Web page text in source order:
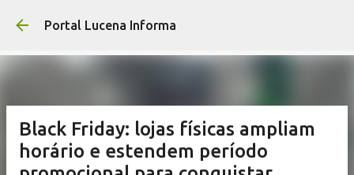
Portal Lucena Informa
Black Friday: lojas físicas ampliam
horário e estendem período